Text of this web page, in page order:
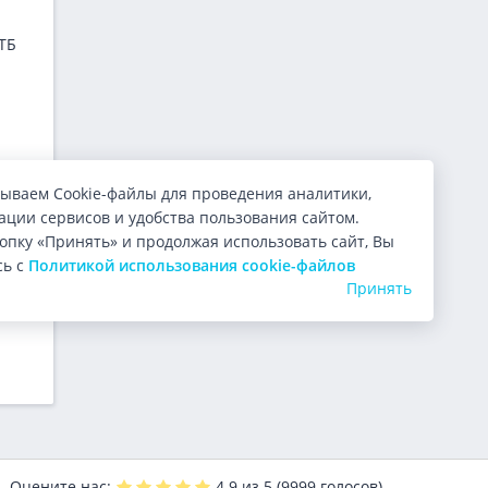
Cookie-файлы для проведения аналитики,
сервисов и удобства пользования сайтом.
«Принять» и продолжая использовать сайт, Вы
с Политикой использования cookie-файлов
Принять